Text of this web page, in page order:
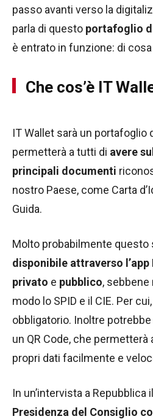
passo avanti verso la
parla di questo portafoglio
è entrato in funzione: di
Che cos’è IT
IT Wallet sarà un portafoglio
permetterà a tutti di avere
principali documenti
nostro Paese, come Carta
Guida.
Molto probabilmente
disponibile attraverso l’app
privato e pubblico,
modo lo SPID e il CIE. Per
obbligatorio. Inoltre
un QR Code, che
propri dati facilmente e
In un’intervista a Repubblica il
Presidenza del Consiglio